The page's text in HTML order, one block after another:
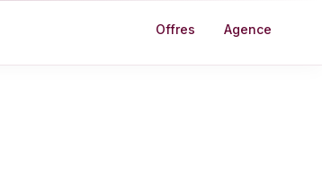
Offres Agence